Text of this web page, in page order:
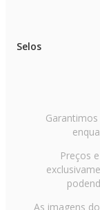
Selos
Preços
As imagens